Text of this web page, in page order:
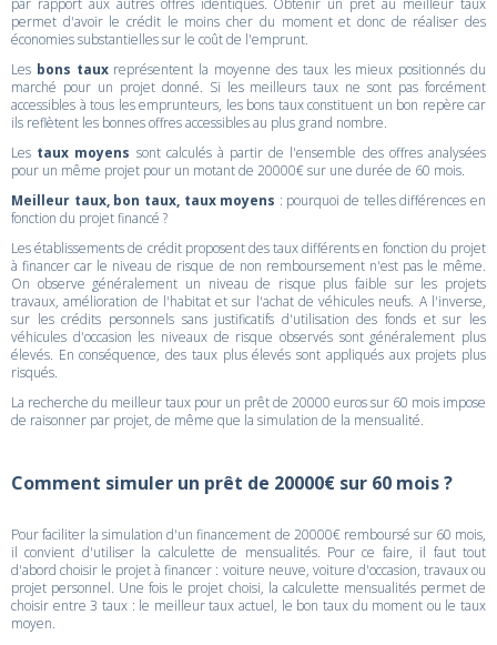
par rapport aux autres offres identiques. Obtenir un prêt au meilleur taux
permet d'avoir le crédit le moins cher du moment et donc de réaliser des
économies substantielles sur le coût de l'emprunt.
Les bons tauxreprésentent la moyenne des taux les mieux positionnés du
marché pour un projet donné. Si les meilleurs taux ne sont pas forcément
accessibles à tous les emprunteurs, les bons taux constituent un bon repère car
ils reflètent les bonnes offres accessibles au plus grand nombre.
Les taux moyens sont calculés à partir de l'ensemble des offres analysées
pour un même projet pour un motant de 20000€ sur une durée de 60 mois.
Meilleur taux, bon taux, taux moyens : pourquoi de telles différences en
fonction du projet financé ?
Les établissements de crédit proposent des taux différents en fonction du projet
à financer car le niveau de risque de non remboursement n'est pas le même.
On observe généralement un niveau de risque plus faible sur les projets
travaux, amélioration de l'habitat et sur l'achat de véhicules neufs. A l'inverse,
sur les crédits personnels sans justificatifs d'utilisation des fonds et sur les
véhicules d'occasion les niveaux de risque observés sont généralement plus
élevés. En conséquence, des taux plus élevés sont appliqués aux projets plus
risqués.
La recherche du meilleur taux pour un prêt de 20000 euros sur 60 mois impose
de raisonner par projet, de même que la simulation de la mensualité.
Comment simuler un prêt de 20000€ sur 60 mois ?
Pour faciliter la simulation d'un financement de 20000€ remboursé sur 60 mois,
il convient d'utiliser la calculette de mensualités. Pour ce faire, il faut tout
d'abord choisir le projet à financer : voiture neuve, voiture d'occasion, travaux ou
projet personnel. Une fois le projet choisi, la calculette mensualités permet de
choisir entre 3 taux : le meilleur taux actuel, le bon taux du moment ou le taux
moyen.